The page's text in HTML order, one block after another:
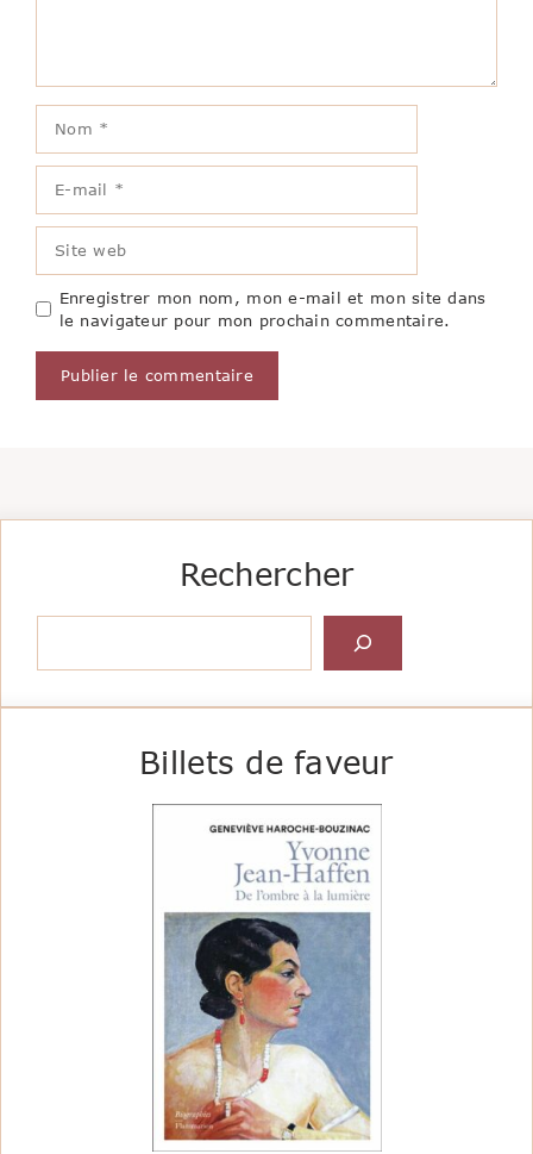
mail
web
Enregistrer mon nom, mon e-mail et mon site dans
le navigateur pour mon prochain commentaire.
Rechercher
Billets de faveur